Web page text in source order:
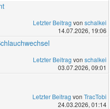
Letzter Beitrag von schalkei
14.07.2026, 19:06
Letzter Beitrag von schalkei
03.07.2026, 09:01
Letzter Beitrag von TracTobi
24.03.2026, 01:14